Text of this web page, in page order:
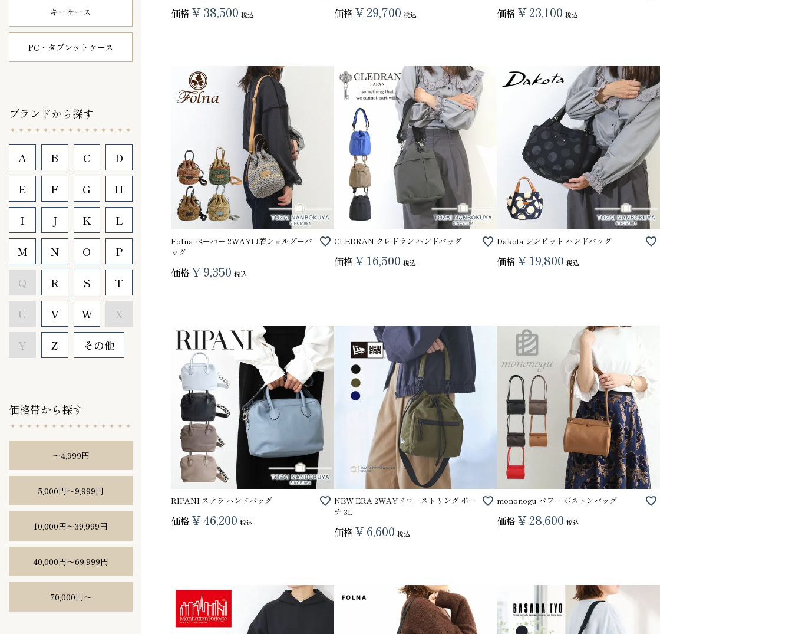
キーケース
PC・タブレット ケース
ブランドから探す
A B C D
E F G H
I J K L
M N O P
Q R S T
U V W X
Y Z その他
価格帯から探す
〜4,999円
5,000円〜9,999円
10,000円〜39,999円
40,000円〜69,999円
70,000円〜
価格 ¥ 38,500 税込 価格 ¥29,700 税込 価格 ¥23,100 税込
Folna ペーパー 2WAY巾着ショルダーバ
ッグ
価格 ¥ 9,350 税込
CLEDRAN クレドラン ハンドバッグ
価格 ¥ 16,500 税込
Dakota シンピット ハンドバッグ
価格 ¥19,800 税込
RIPANI ステラ ハンドバッグ
価格 ¥46,200 税込
NEW ERA 2WAYドローストリング ポー
チ 3L
価格 ¥ 6,600 税込
mononogu パワー ボストンバッグ
価格 ¥28,600 税込